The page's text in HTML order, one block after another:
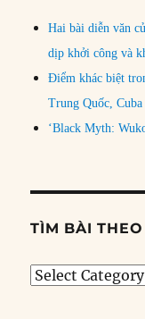
Hai bài diễn văn
dịp khởi công và
Điểm khác biệt
Trung Quốc, Cuba
‘Black Myth:
TÌM BÀI
Tìm